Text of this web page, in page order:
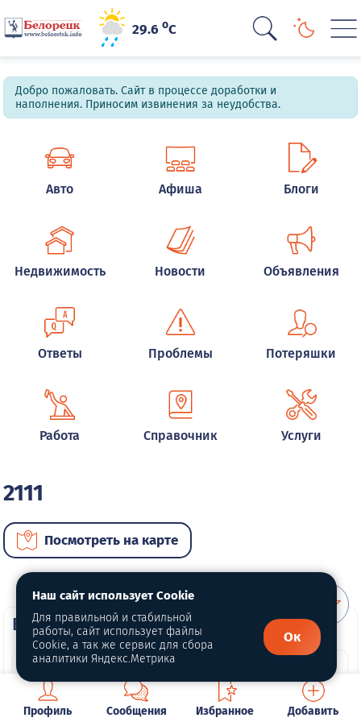
29.6oC
Добро пожаловать. Сайт в процессе доработки и
наполнения. Приносим извинения за неудобства.
Авто Афиша Блоги
Недвижимость Новости Объявления
Ответы Проблемы Потеряшки
Работа Справочник Услуги
2111
Посмотреть на карте
ВИП автомобили
Профиль Сообщения Избранное Добавить
Наш сайт использует Cookie
Для правильной и стабильной
работы, сайт использует файлы
Cookie, а так же сервис для сбора
аналитики Яндекс.Метрика
Ок